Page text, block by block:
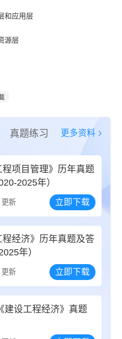
和应用层
源层
真题练习 更多资料
项目管理》历年真题
2025年）
新 立即下载
经济》历年真题及答
年）
新 立即下载
建设工程经济》真题